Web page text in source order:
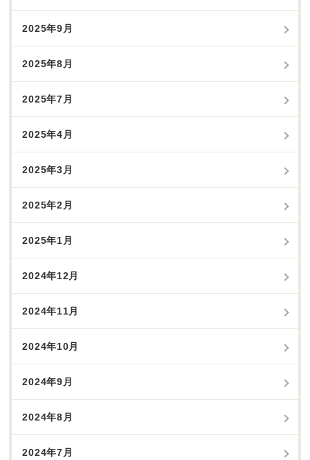
2025年9月
2025年8月
2025年7月
2025年4月
2025年3月
2025年2月
2025年1月
2024年12月
2024年11月
2024年10月
2024年9月
2024年8月
2024年7月